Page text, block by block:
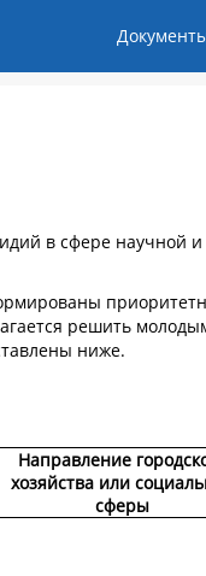
в сфере научной
решить
ниже.
Направление
хозяйства или
сферы